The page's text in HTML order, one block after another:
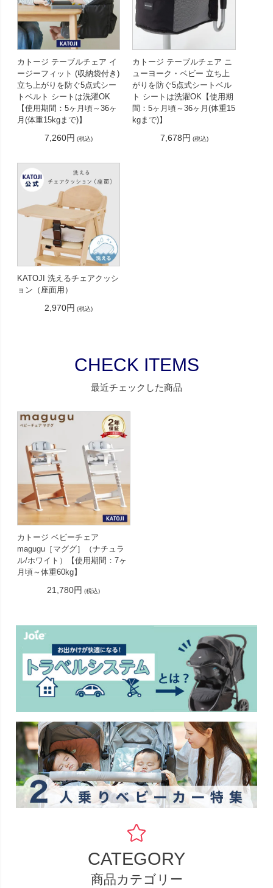
カトージ テーブルチェア イ
ージーフィット (収納袋付き)
立ち上がりを防ぐ5点式シー
トベルト シートは洗濯OK
【使用期間：5ヶ月頃～36ヶ
月(体重15kgまで)】
7,260円 (税込)
カトージ テーブルチェア ニ
ューヨーク・ベビー 立ち上
がりを防ぐ5点式シートベル
ト シートは洗濯OK【使用期
間：5ヶ月頃～36ヶ月(体重15
kgまで)】
7,678円 (税込)
KATOJI 洗えるチェアクッシ
ョン（座面用）
2,970円 (税込)
CHECK ITEMS
最近チェックした商品
カトージ ベビーチェア
magugu［マググ］（ナチュラ
ル/ホワイト）【使用期間：7ヶ
月頃～体重60kg】
21,780円 (税込)
CATEGORY
商品カテゴリー